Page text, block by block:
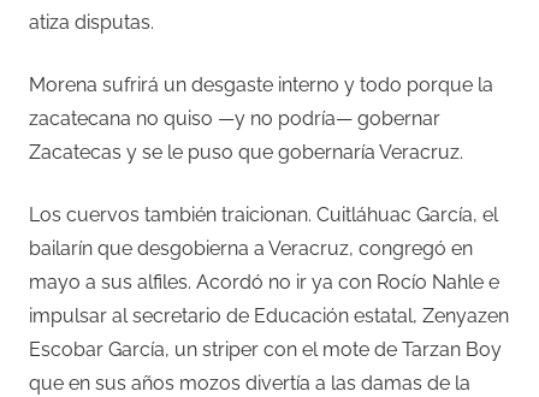
atiza disputas.
Morena sufrirá un desgaste interno y todo porque la
zacatecana no quiso —y no podría— gobernar
Zacatecas y se le puso que gobernaría Veracruz.
Los cuervos también traicionan. Cuitláhuac García, el
bailarín que desgobierna a Veracruz, congregó en
mayo a sus alfiles. Acordó no ir ya con Rocío Nahle e
impulsar al secretario de Educación estatal, Zenyazen
Escobar García, un striper con el mote de Tarzan Boy
que en sus años mozos divertía a las damas de la